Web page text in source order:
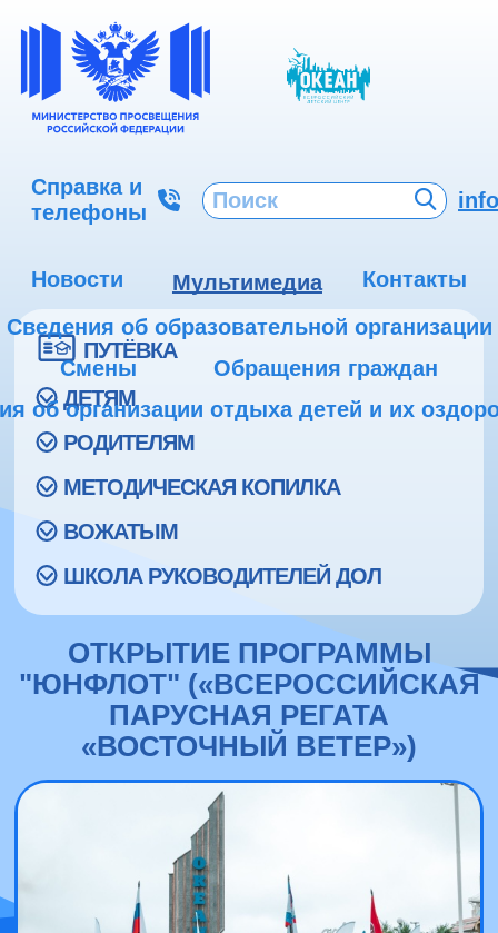
Справка и
телефоны
Новости Мультимедиа
Контакты
Сведения об образовательной организации
Смены
Обращения граждан
об организации отдыха детей и их
ПУТЁВКА
ДЕТЯМ
РОДИТЕЛЯМ
МЕТОДИЧЕСКАЯ КОПИЛКА
ВОЖАТЫМ
ШКОЛА РУКОВОДИТЕЛЕЙ ДОЛ
ОТКРЫТИЕ ПРОГРАММЫ
"ЮНФЛОТ" («ВСЕРОССИЙСКАЯ
ПАРУСНАЯ РЕГАТА
«ВОСТОЧНЫЙ ВЕТЕР»)